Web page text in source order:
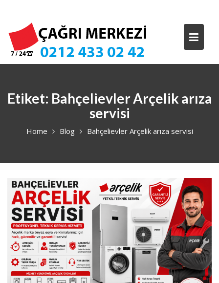
content
Etiket: Bahçelievler Arçelik arıza
servisi
Home Blog Bahçelievler Arçelik arıza servisi